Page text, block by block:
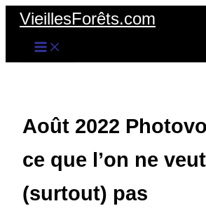
Aller
contenu
VieillesForêts.com
Août 2022
ce que l’on ne veut
(surtout) pas